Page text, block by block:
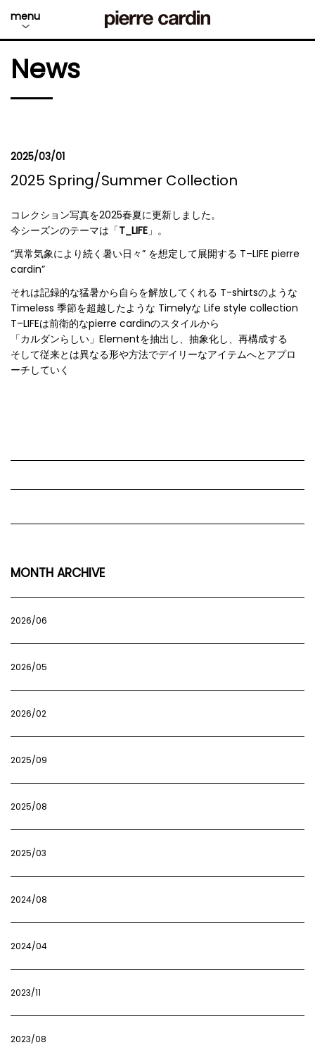
menu
News
2025/03/01
2025 Spring/Summer Collection
コレクション写真を2025春夏に更新しました。
今シーズンのテーマは「T_LIFE」。
“異常気象により続く暑い日々” を想定して展開する T–LIFE pierre
cardin”
それは記録的な猛暑から自らを解放してくれる T-shirtsのような
Timeless 季節を超越したような Timelyな Life style collection
T–LIFEは前衛的なpierre cardinのスタイルから
「カルダンらしい」Elementを抽出し、抽象化し、再構成する
そして従来とは異なる形や方法でデイリーなアイテムへとアプロ
ーチしていく
MONTH ARCHIVE
2026/06
2026/05
2026/02
2025/09
2025/08
2025/03
2024/08
2024/04
2023/11
2023/08